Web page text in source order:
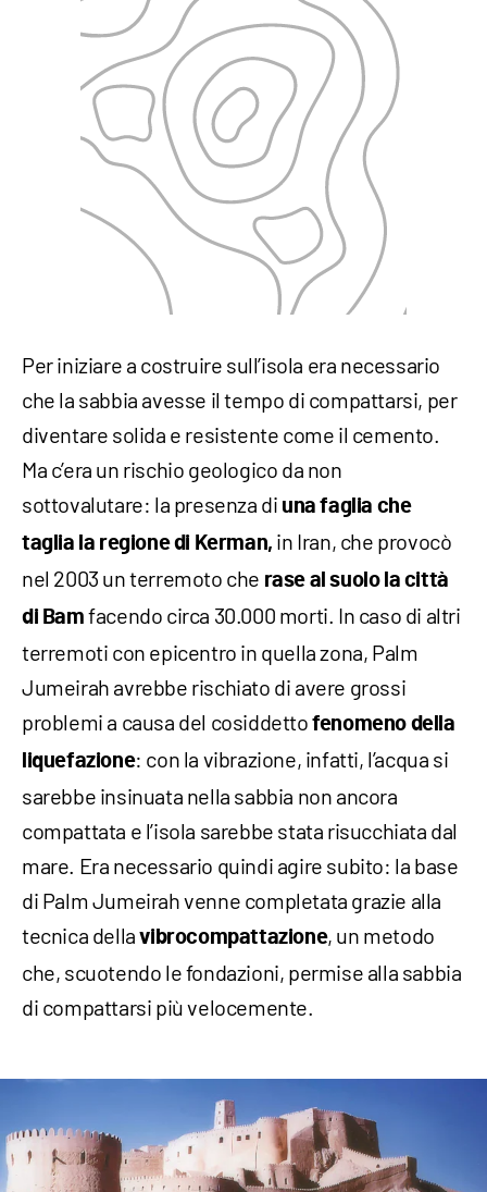
Per iniziare a costruire sull’isola era necessario
che la sabbia avesse il tempo di compattarsi, per
diventare solida e resistente come il cemento.
Ma c’era un rischio geologico da non
sottovalutare: la presenza di una faglia che
taglia la regione di Kerman, in Iran, che provocò
nel 2003 un terremoto che rase al suolo la città
di Bam facendo circa 30.000 morti. In caso di altri
terremoti con epicentro in quella zona, Palm
Jumeirah avrebbe rischiato di avere grossi
problemi a causa del cosiddettofenomeno della
liquefazione: con la vibrazione, infatti, l’acqua si
sarebbe insinuata nella sabbia non ancora
compattata e l’isola sarebbe stata risucchiata dal
mare. Era necessario quindi agire subito: la base
di Palm Jumeirah venne completata grazie alla
tecnica dellavibrocompattazione, un metodo
che, scuotendo le fondazioni, permise alla sabbia
di compattarsi più velocemente.